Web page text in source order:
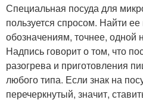
Специальная посуда для
пользуется спросом. Найти
обозначениям, точнее, одной
Надпись говорит о том, что
разогрева и приготовления
любого типа. Если знак на
перечеркнутый, значит,